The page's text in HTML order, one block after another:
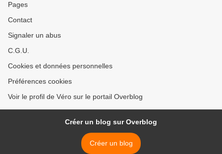
Pages
Contact
Signaler un abus
C.G.U.
Cookies et données personnelles
Préférences cookies
Voir le profil de Véro sur le portail Overblog
Créer un blog sur Overblog
Créer un blog